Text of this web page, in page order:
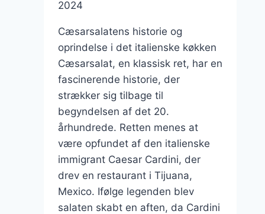
2024
Cæsarsalatens historie og
oprindelse i det italienske køkken
Cæsarsalat, en klassisk ret, har en
fascinerende historie, der
strækker sig tilbage til
begyndelsen af det 20.
århundrede. Retten menes at
være opfundet af den italienske
immigrant Caesar Cardini, der
drev en restaurant i Tijuana,
Mexico. Ifølge legenden blev
salaten skabt en aften, da Cardini